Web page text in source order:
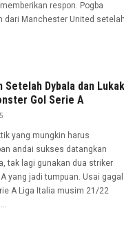
respon. Pogba
dari Manchester United setelah
Dybala dan
Gol Serie A
yang mungkin harus
andai sukses datangkan
tak lagi gunakan dua striker
yang jadi tumpuan. Usai gagal
A Liga Italia musim 21/22